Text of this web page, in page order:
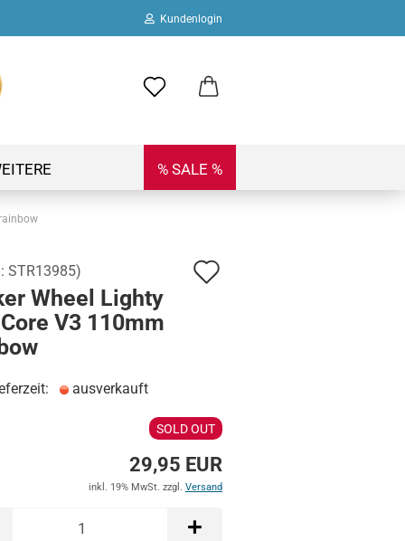
Kundenlogin
erstellen
vergessen?
% SALE %
STR13985)
Wheel Lighty
V3 110mm
ausverkauft
SOLD OUT
29,95 EUR
inkl. 19% MwSt. zzgl. Versand